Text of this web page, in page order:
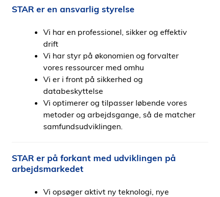
STAR er en ansvarlig styrelse
Vi har en professionel, sikker og effektiv
drift
Vi har styr på økonomien og forvalter
vores ressourcer med omhu
Vi er i front på sikkerhed og
databeskyttelse
Vi optimerer og tilpasser løbende vores
metoder og arbejdsgange, så de matcher
samfundsudviklingen.
STAR er på forkant med udviklingen på
arbejdsmarkedet
Vi opsøger aktivt ny teknologi, nye